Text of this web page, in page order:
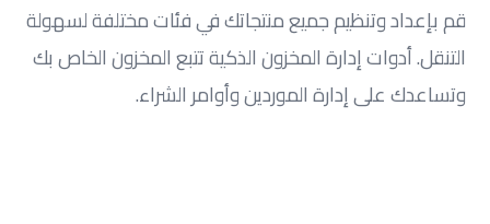
قم بإعداد وتنظيم جميع منتجاتك في فئات مختلفة لسهولة
التنقل. أدوات إدارة المخزون الذكية تتبع المخزون الخاص بك
وتساعدك على إدارة الموردين وأوامر الشراء.